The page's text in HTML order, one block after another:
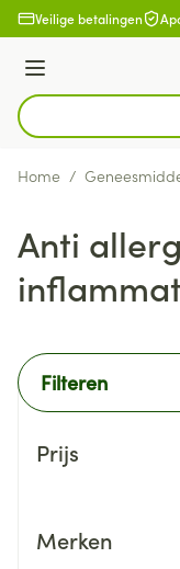
Ga naar de inhoud
Veilige betalingen
Menu
Product, merk,
Home /
Anti
Filteren
Prijs
Merken